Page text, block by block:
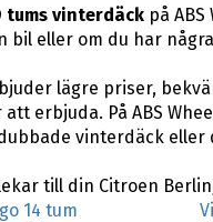
tums vinterdäckpå ABS
eller om du har
lägre priser,
erbjuda. På ABS
vinterdäck
till din Citroen
14 tum